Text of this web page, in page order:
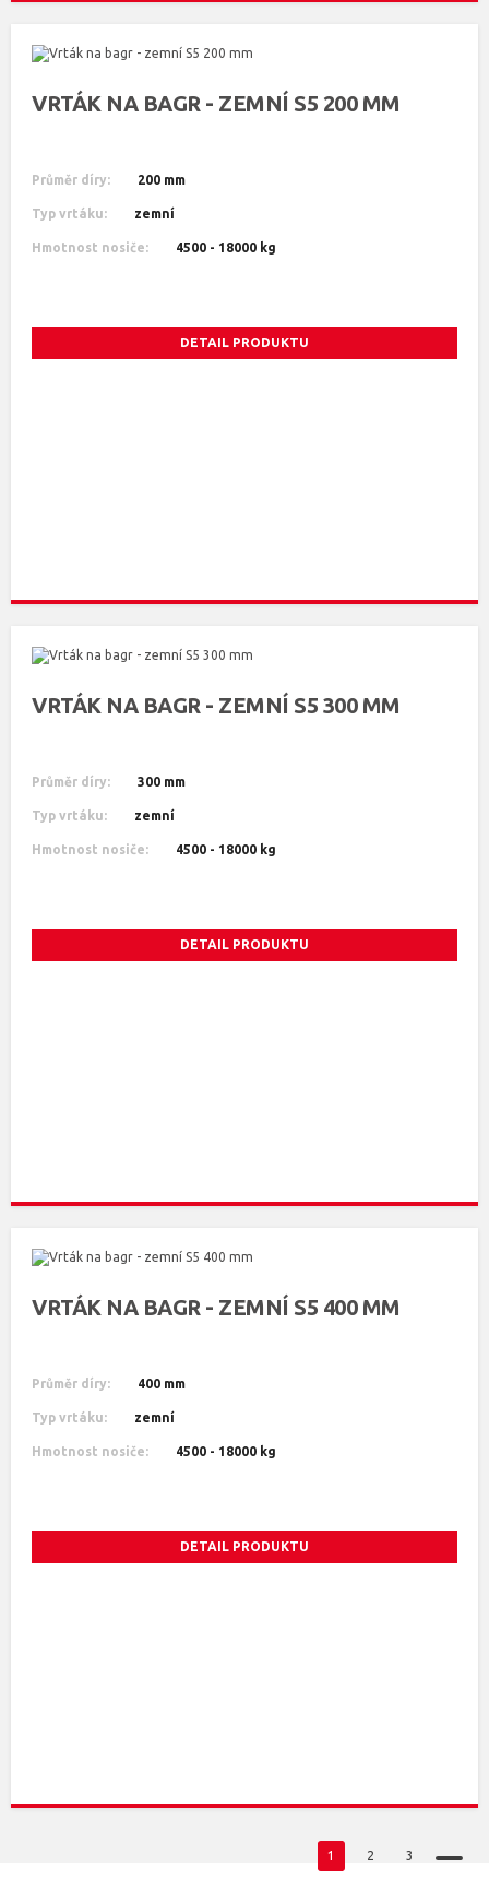
VRTÁK NA BAGR - ZEMNÍ S5 200 MM
Průměr díry: 200 mm
Typ vrtáku: zemní
Hmotnost nosiče: 4500 - 18000 kg
DETAIL PRODUKTU
VRTÁK NA BAGR - ZEMNÍ S5 300 MM
Průměr díry: 300 mm
Typ vrtáku: zemní
Hmotnost nosiče: 4500 - 18000 kg
DETAIL PRODUKTU
VRTÁK NA BAGR - ZEMNÍ S5 400 MM
Průměr díry: 400 mm
Typ vrtáku: zemní
Hmotnost nosiče: 4500 - 18000 kg
DETAIL PRODUKTU
1 2
3